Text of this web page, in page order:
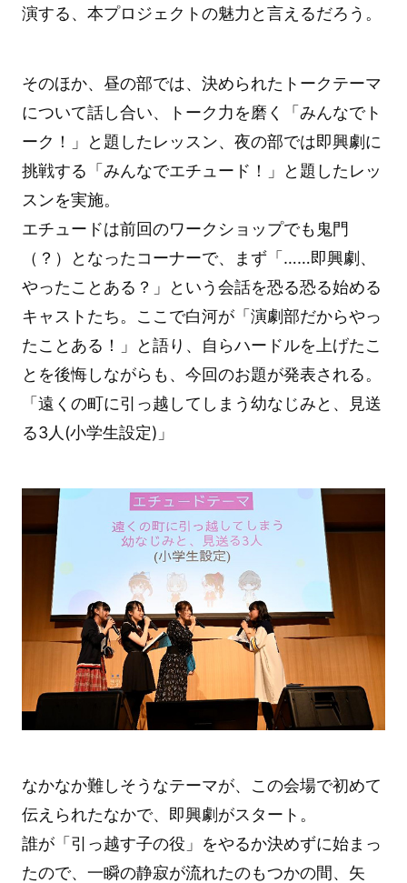
演する、本プロジェクトの魅力と言えるだろう。
そのほか、昼の部では、決められたトークテーマ
について話し合い、トーク力を磨く「みんなでト
ーク！」と題したレッスン、夜の部では即興劇に
挑戦する「みんなでエチュード！」と題したレッ
スンを実施。
エチュードは前回のワークショップでも鬼門
（？）となったコーナーで、まず「……即興劇、
やったことある？」という会話を恐る恐る始める
キャストたち。ここで白河が「演劇部だからやっ
たことある！」と語り、自らハードルを上げたこ
とを後悔しながらも、今回のお題が発表される。
「遠くの町に引っ越してしまう幼なじみと、見送
る3人(小学生設定)」
なかなか難しそうなテーマが、この会場で初めて
伝えられたなかで、即興劇がスタート。
誰が「引っ越す子の役」をやるか決めずに始まっ
たので、一瞬の静寂が流れたのもつかの間、矢